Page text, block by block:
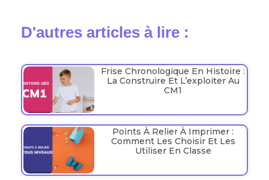
D'autres articles à lire :
Frise Chronologique En Histoire :
La Construire Et L’exploiter Au
CM1
Points À Relier À Imprimer :
Comment Les Choisir Et Les
Utiliser En Classe